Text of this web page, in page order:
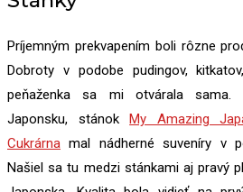
Príjemným prekvapením boli rôzne
Dobroty v podobe pudingov,
peňaženka sa mi otvárala sama.
Japonsku, stánok
My Amazing
Cukrárna mal nádherné suveníry v
Našiel sa tu medzi stánkami aj pravý